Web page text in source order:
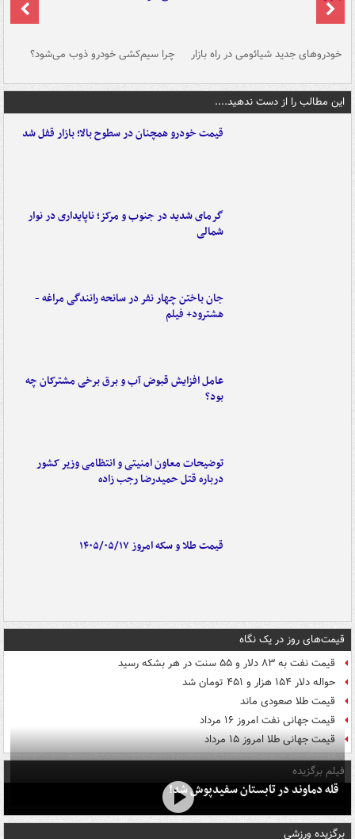
خودروهای جدید شیائومی در راه بازار چرا سیم‌کشی خودرو ذوب می‌شود؟
این مطالب را از دست ندهید....
قیمت خودرو همچنان در سطوح بالا؛ بازار قفل شد
گرمای شدید در جنوب و مرکز؛ ناپایداری در نوار
شمالی
جان باختن چهار نفر در سانحه رانندگی مراغه -
هشترود+ فیلم
عامل افزایش قبوض آب و برق برخی مشترکان چه
بود؟
توضیحات معاون امنیتی و انتظامی وزیر کشور
درباره قتل حمیدرضا رجب زاده
قیمت طلا و سکه امروز ۱۴۰۵/۰۵/۱۷
قیمت‌های روز در یک نگاه
قیمت نفت به ۸۳ دلار و ۵۵ سنت در هر بشکه رسید
حواله دلار ۱۵۴ هزار و ۴۵۱ تومان شد
قیمت طلا صعودی ماند
قیمت جهانی نفت امروز ۱۶ مرداد
قیمت جهانی طلا امروز ۱۵ مرداد
فیلم برگزیده
قله دماوند در تابستان سفیدپوش شد!
برگزیده ورزشی